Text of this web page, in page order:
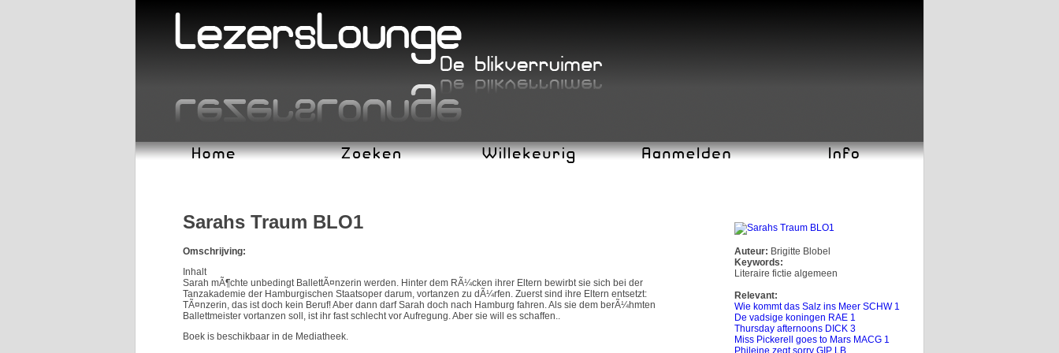
Sarahs Traum BLO1
Omschrijving:
Inhalt
Sarah mÃ¶chte unbedingt BallettÃ¤nzerin werden. Hinter dem RÃ¼cken ihrer Eltern bewirbt sie sich bei der
Tanzakademie der Hamburgischen Staatsoper darum, vortanzen zu dÃ¼rfen. Zuerst sind ihre Eltern entsetzt:
TÃ¤nzerin, das ist doch kein Beruf! Aber dann darf Sarah doch nach Hamburg fahren. Als sie dem berÃ¼hmten
Ballettmeister vortanzen soll, ist ihr fast schlecht vor Aufregung. Aber sie will es schaffen..
Boek is beschikbaar in de Mediatheek.
Auteur: Brigitte Blobel
Keywords:
Literaire fictie algemeen
Relevant:
Wie kommt das Salz ins Meer SCHW 1
De vadsige koningen RAE 1
Thursday afternoons DICK 3
Miss Pickerell goes to Mars MACG 1
Phileine zegt sorry GIP LB